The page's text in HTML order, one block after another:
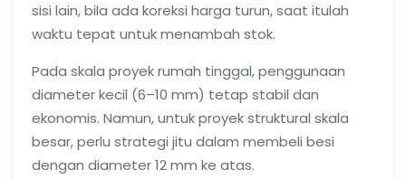
sisi lain, bila ada koreksi harga turun, saat itulah
waktu tepat untuk menambah stok.
Pada skala proyek rumah tinggal, penggunaan
diameter kecil (6–10 mm) tetap stabil dan
ekonomis. Namun, untuk proyek struktural skala
besar, perlu strategi jitu dalam membeli besi
dengan diameter 12 mm ke atas.